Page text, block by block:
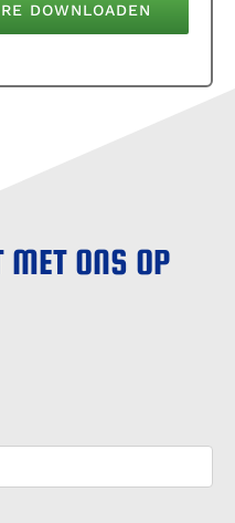
DOWNLOADEN
MET ONS OP